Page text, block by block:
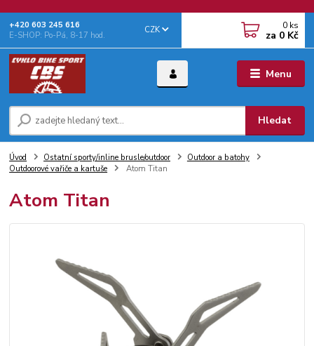
Menu
CZK
Hledat
+‭420 603 245 616‬
E-SHOP: Po-Pá, 8-17 hod.
0 ks
za 0 Kč
Úvod Ostatní sporty/inline brusle/outdoor
Outdoor a batohy
Outdoorové vařiče a kartuše
Atom Titan
Atom Titan